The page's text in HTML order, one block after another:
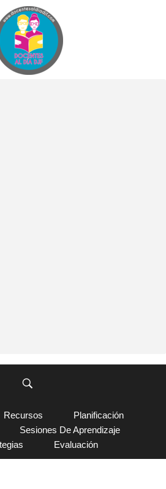
Recursos
Planificación
Sesiones De Aprendizaje
Evaluación